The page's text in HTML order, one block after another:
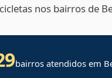
nos bairros de
bairros atendidos em